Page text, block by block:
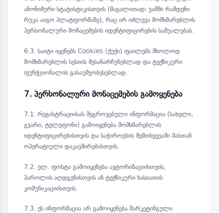
ანონიმური სტატისტიკისთვის (მაგალითად: ჯამში რამდენი
რუკა აიგო პლატფორმაზე), რაც არ იძლევა მომხმარებლის
პერსონალური მონაცემების იდენტიფიცირების საშუალებას.
6.3. საიტი იყენებს Cookies (ქუქი) ფაილებს მხოლოდ
მომხმარებლის სესიის შესანარჩუნებლად და ტექნიკური
ფუნქციონალის გასაუმჯობესებლად.
7. პერსონალური მონაცემების გამოყენება
7.1. რეგისტრაციისას შეგროვებული ინფორმაცია (სახელი,
გვარი, ტელეფონი) გამოიყენება მომხმარებლის
იდენტიფიცირებისთვის და საჭიროების შემთხვევაში მასთან
ოპერატიული დაკავშირებისთვის.
7.2. ელ. ფოსტა გამოიყენება ავტორიზაციისთვის,
პაროლის აღდგენისთვის ან ტექნიკური ხასიათის
კომუნიკაციისთვის.
7.3. ეს ინფორმაცია არ გამოიყენება მარკეტინგული